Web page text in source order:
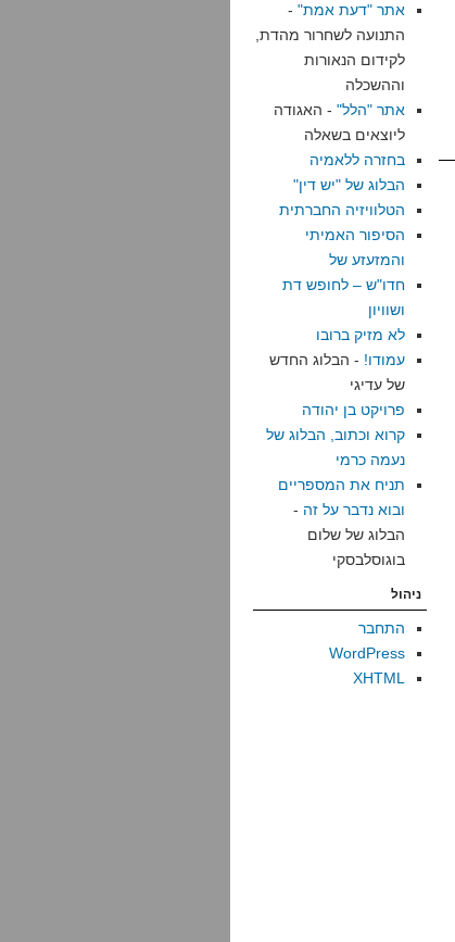
אתר "דעת אמת" -
התנועה לשחרור מהדת,
לקידום הנאורות
וההשכלה
אתר "הלל" - האגודה
ליוצאים בשאלה
בחזרה ללאמיה
הבלוג של "יש דין"
הטלוויזיה החברתית
הסיפור האמיתי
והמזעזע של
חדו"ש – לחופש דת
ושוויון
לא מזיק ברובו
עמודו! - הבלוג החדש
של עדיגי
פרויקט בן יהודה
קרוא וכתוב, הבלוג של
נעמה כרמי
תניח את המספריים
ובוא נדבר על זה -
הבלוג של שלום
בוגוסלבסקי
ניהול
התחבר
WordPress
XHTML